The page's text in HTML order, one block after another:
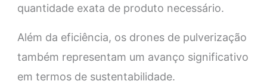
quantidade exata de produto necessário.
Além da eficiência, os drones de pulverização
também representam um avanço significativo
em termos de sustentabilidade.